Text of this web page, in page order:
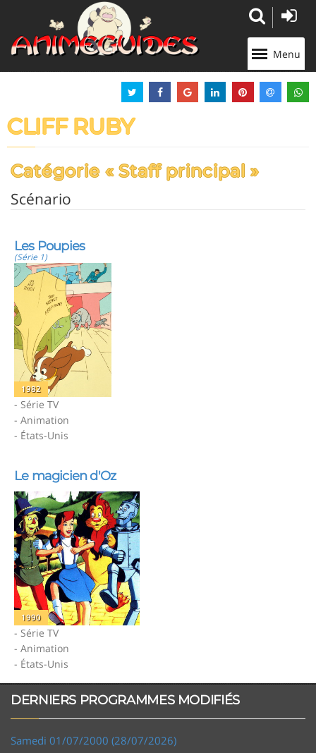
Menu
CLIFF RUBY
Catégorie « Staff principal »
Scénario
Les Poupies
(Série 1)
1982
- Série TV
- Animation
- États-Unis
Le magicien d'Oz
1990
- Série TV
- Animation
- États-Unis
DERNIERS PROGRAMMES MODIFIÉS
Samedi 01/07/2000 (28/07/2026)
Panneau de gestion des cookies